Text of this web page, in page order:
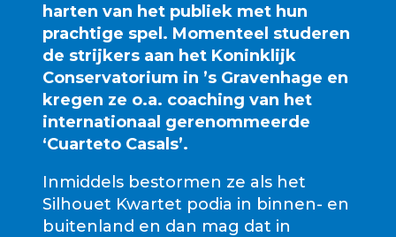
harten van het publiek met hun
prachtige spel. Momenteel studeren
de strijkers aan het Koninklijk
Conservatorium in ’s Gravenhage en
kregen ze o.a. coaching van het
internationaal gerenommeerde
‘Cuarteto Casals’.
Inmiddels bestormen ze als het
Silhouet Kwartet podia in binnen- en
buitenland en dan mag dat in